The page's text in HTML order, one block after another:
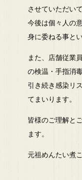
させていただい
今後は個々人の
身に委ねる事と
また、店舗従業
の検温・手指消
引き続き感染リ
てまいります。
皆様のご理解と
ます。
元祖めんたい煮